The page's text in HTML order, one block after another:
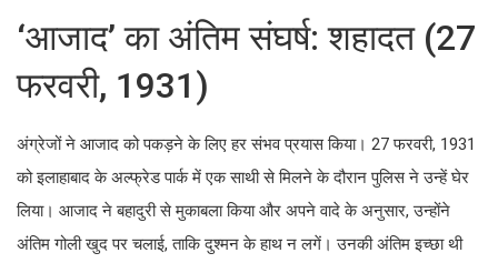
‘आजाद’ का अंतिम संघर्ष: शहादत (27
फरवरी, 1931)
अंग्रेजों ने आजाद को पकड़ने के लिए हर संभव प्रयास किया। 27 फरवरी, 1931
को इलाहाबाद के अल्फ्रेड पार्क में एक साथी से मिलने के दौरान पुलिस ने उन्हें घेर
लिया। आजाद ने बहादुरी से मुकाबला किया और अपने वादे के अनुसार, उन्होंने
अंतिम गोली खुद पर चलाई, ताकि दुश्मन के हाथ न लगें। उनकी अंतिम इच्छा थी